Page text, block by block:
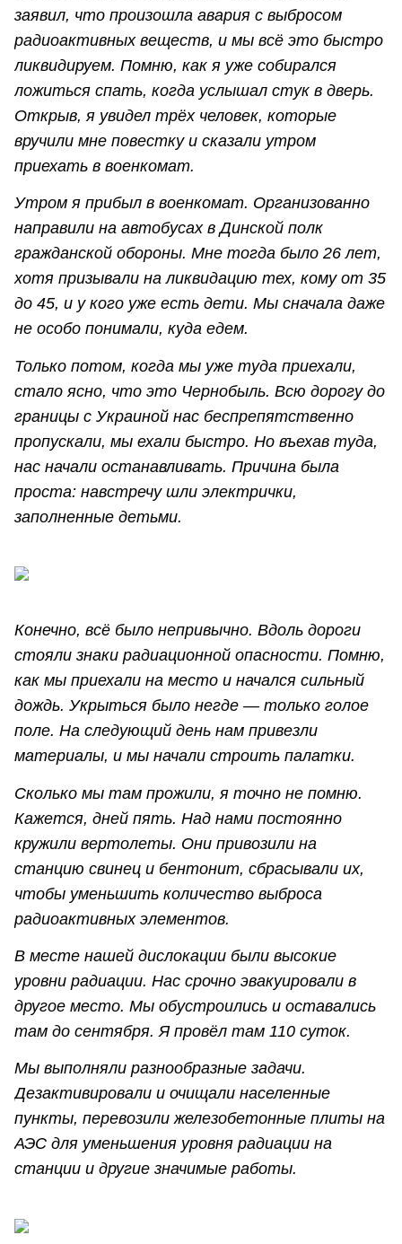
заявил, что произошла авария с выбросом
радиоактивных веществ, и мы всё это быстро
ликвидируем. Помню, как я уже собирался
ложиться спать, когда услышал стук в дверь.
Открыв, я увидел трёх человек, которые
вручили мне повестку и сказали утром
приехать в военкомат.
Утром я прибыл в военкомат. Организованно
направили на автобусах в Динской полк
гражданской обороны. Мне тогда было 26 лет,
хотя призывали на ликвидацию тех, кому от 35
до 45, и у кого уже есть дети. Мы сначала даже
не особо понимали, куда едем.
Только потом, когда мы уже туда приехали,
стало ясно, что это Чернобыль. Всю дорогу до
границы с Украиной нас беспрепятственно
пропускали, мы ехали быстро. Но въехав туда,
нас начали останавливать. Причина была
проста: навстречу шли электрички,
заполненные детьми.
Конечно, всё было непривычно. Вдоль дороги
стояли знаки радиационной опасности. Помню,
как мы приехали на место и начался сильный
дождь. Укрыться было негде — только голое
поле. На следующий день нам привезли
материалы, и мы начали строить палатки.
Сколько мы там прожили, я точно не помню.
Кажется, дней пять. Над нами постоянно
кружили вертолеты. Они привозили на
станцию свинец и бентонит, сбрасывали их,
чтобы уменьшить количество выброса
радиоактивных элементов.
В месте нашей дислокации были высокие
уровни радиации. Нас срочно эвакуировали в
другое место. Мы обустроились и оставались
там до сентября. Я провёл там 110 суток.
Мы выполняли разнообразные задачи.
Дезактивировали и очищали населенные
пункты, перевозили железобетонные плиты на
АЭС для уменьшения уровня радиации на
станции и другие значимые работы.